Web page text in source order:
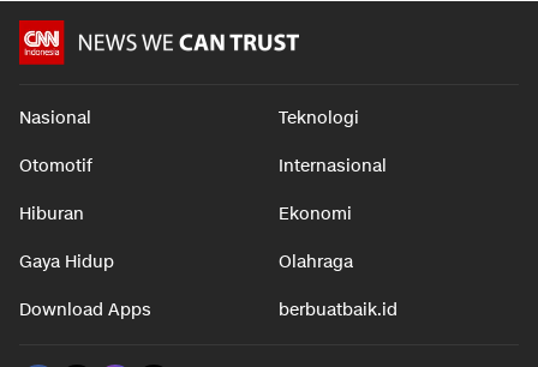
Nasional Teknologi
Otomotif Internasional
Hiburan Ekonomi
Gaya Hidup Olahraga
Download Apps berbuatbaik.id